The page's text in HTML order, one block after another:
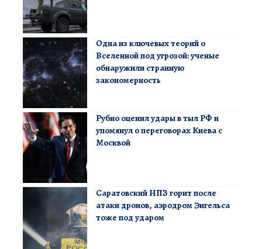
Одна из ключевых теорий о
Вселенной под угрозой: ученые
обнаружили странную
закономерность
Рубио оценил удары в тыл РФ и
упомянул о переговорах Киева с
Москвой
Саратовский НПЗ горит после
атаки дронов, аэродром Энгельса
тоже под ударом